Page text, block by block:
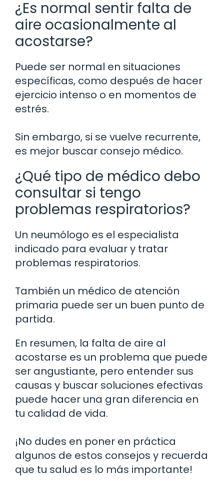
¿Es normal sentir falta de
aire ocasionalmente al
acostarse?
Puede ser normal en situaciones
específicas, como después de hacer
ejercicio intenso o en momentos de
estrés.
Sin embargo, si se vuelve recurrente,
es mejor buscar consejo médico.
¿Qué tipo de médico debo
consultar si tengo
problemas respiratorios?
Un neumólogo es el especialista
indicado para evaluar y tratar
problemas respiratorios.
También un médico de atención
primaria puede ser un buen punto de
partida.
En resumen, la falta de aire al
acostarse es un problema que puede
ser angustiante, pero entender sus
causas y buscar soluciones efectivas
puede hacer una gran diferencia en
tu calidad de vida.
¡No dudes en poner en práctica
algunos de estos consejos y recuerda
que tu salud es lo más importante!